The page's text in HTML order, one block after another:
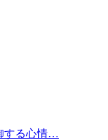
する心情…